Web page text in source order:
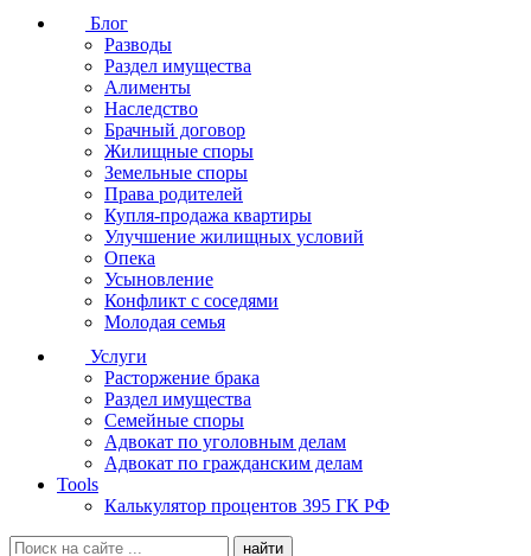
Блог
Разводы
Раздел имущества
Алименты
Наследство
Брачный договор
Жилищные споры
Земельные споры
Права родителей
Купля-продажа квартиры
Улучшение жилищных условий
Опека
Усыновление
Конфликт с соседями
Молодая семья
Услуги
Расторжение брака
Раздел имущества
Семейные споры
Адвокат по уголовным делам
Адвокат по гражданским делам
Tools
Калькулятор процентов 395 ГК РФ